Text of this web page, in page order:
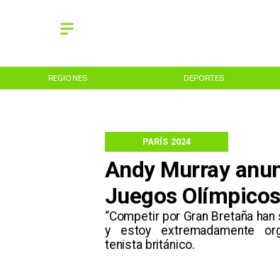
REGIONES DEPORTES
Andy Murray
Juegos
​“Competir por Gran Bretaña
y estoy extremadamente
tenista británico.
PARÍS 2024